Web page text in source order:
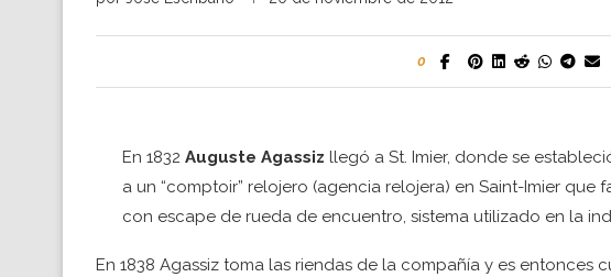
0
En 1832 Auguste Agassiz llegó a St. Imier, donde se
a un “comptoir” relojero (agencia relojera) en Saint-Imier
con escape de rueda de encuentro, sistema utilizado en la
En 1838 Agassiz toma las riendas de la compañía y es entonces